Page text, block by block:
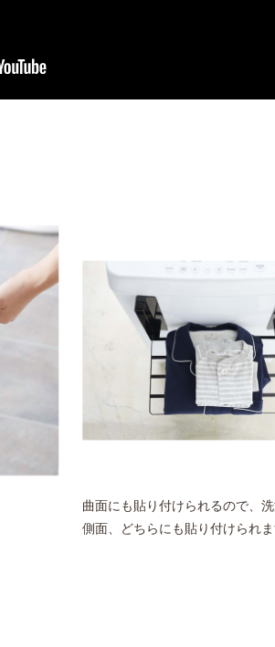
曲面にも貼り付けられるので、
側面、どちらにも貼り付けられ